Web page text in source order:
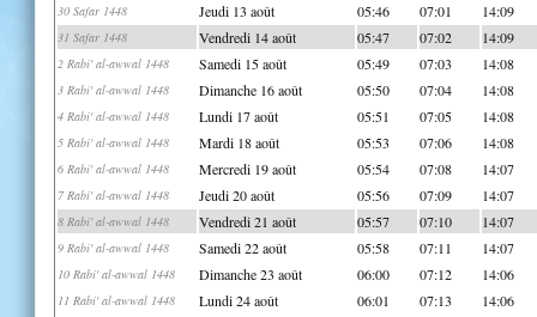
30 Safar 1448 Jeudi 13 août 05:46 07:01 14:09
31 Safar 1448 Vendredi 14 août 05:47 07:02 14:09
2 Rabi' al-awwal 1448 Samedi 15 août 05:49 07:03 14:08
3 Rabi' al-awwal 1448 Dimanche 16 août 05:50 07:04 14:08
4 Rabi' al-awwal 1448 Lundi 17 août 05:51 07:05 14:08
5 Rabi' al-awwal 1448 Mardi 18 août 05:53 07:06 14:08
6 Rabi' al-awwal 1448 Mercredi 19 août 05:54 07:08 14:07
7 Rabi' al-awwal 1448 Jeudi 20 août 05:56 07:09 14:07
8 Rabi' al-awwal 1448 Vendredi 21 août 05:57 07:10 14:07
9 Rabi' al-awwal 1448 Samedi 22 août 05:58 07:11 14:07
10 Rabi' al-awwal 1448 Dimanche 23 août 06:00 07:12 14:06
11 Rabi' al-awwal 1448 Lundi 24 août 06:01 07:13 14:06